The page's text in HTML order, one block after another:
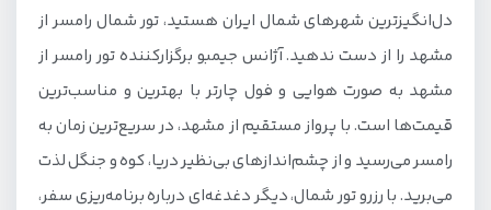
دل‌انگیزترین شهرهای شمال ایران هستید، تور شمال رامسر از
مشهد را از دست ندهید. آژانس جیمبو برگزارکننده تور رامسر از
مشهد به صورت هوایی و فول چارتر با بهترین و مناسب‌ترین
قیمت‌ها است. با پرواز مستقیم از مشهد، در سریع‌ترین زمان به
رامسر می‌رسید و از چشم‌اندازهای بی‌نظیر دریا، کوه و جنگل لذت
می‌برید. با رزرو تور شمال، دیگر دغدغه‌ای درباره برنامه‌ریزی سفر،